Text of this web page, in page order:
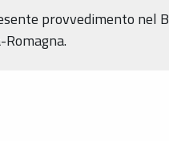
provvedimento nel